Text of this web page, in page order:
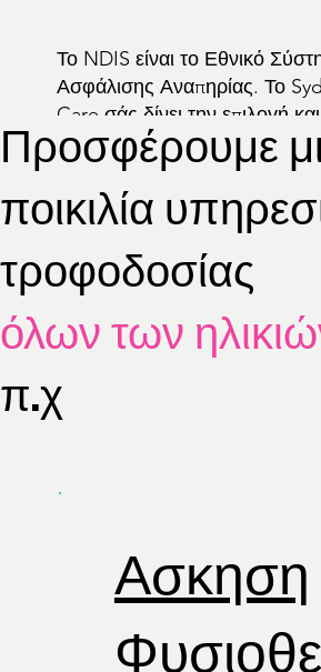
Το NDIS είναι το Εθνικό
Ασφάλισης Αναπηρίας. Το
Care σάς δίνει την επιλογή
για να λάβετε υποστήριξη. Με
φροντίδα με ευέλικτο τρόπο
συνεργαστείτε με μια σειρά
υπηρεσιών για την επίτευξη
σας. Το NDIS χρηματοδοτεί
υπηρεσίες υποστήριξης που
σχέδιο ενός συμμετέχοντος.
Προσφέρουμε
ποικιλία
τροφοδοσίας
όλων των
π.χ
Ασκηση